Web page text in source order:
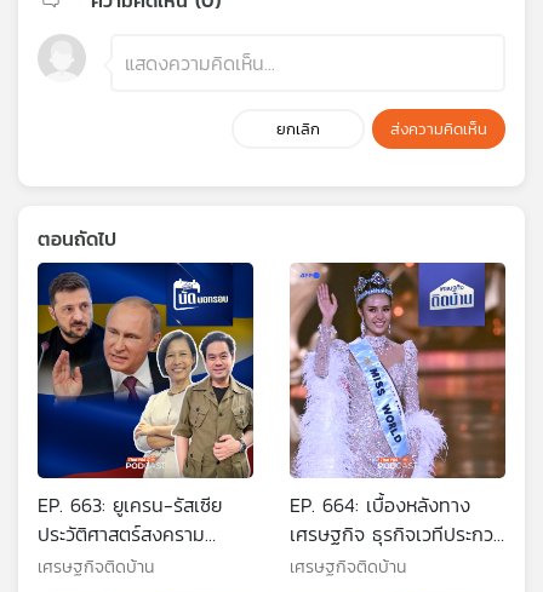
ยกเลิก ส่งความคิดเห็น
ตอนถัดไป
EP. 663: ยูเครน-รัสเซีย
ประวัติศาสตร์สงคราม
สะเทือนโลก
เศรษฐกิจติดบ้าน
EP. 664: เบื้องหลังทาง
เศรษฐกิจ ธุรกิจเวทีประกวด
นางงาม
เศรษฐกิจติดบ้าน